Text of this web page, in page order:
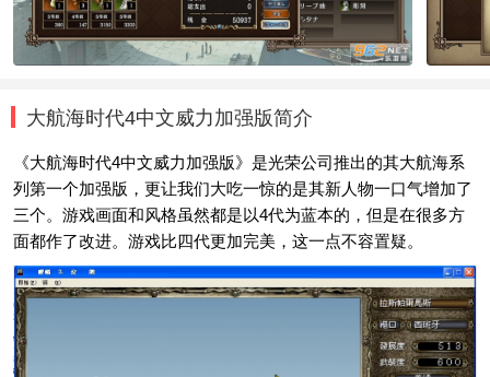
大航海时代4中文威力加强版简介
《大航海时代4中文威力加强版》是光荣公司推出的其大航海系
列第一个加强版，更让我们大吃一惊的是其新人物一口气增加了
三个。游戏画面和风格虽然都是以4代为蓝本的，但是在很多方
面都作了改进。游戏比四代更加完美，这一点不容置疑。